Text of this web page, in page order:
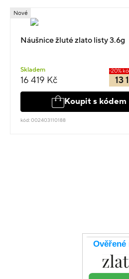
Nové
Náušnice žluté zlato listy 3.6g
Skladem
16 419 Kč
-20%
13
Koupit s kódem
kód: 002403110188